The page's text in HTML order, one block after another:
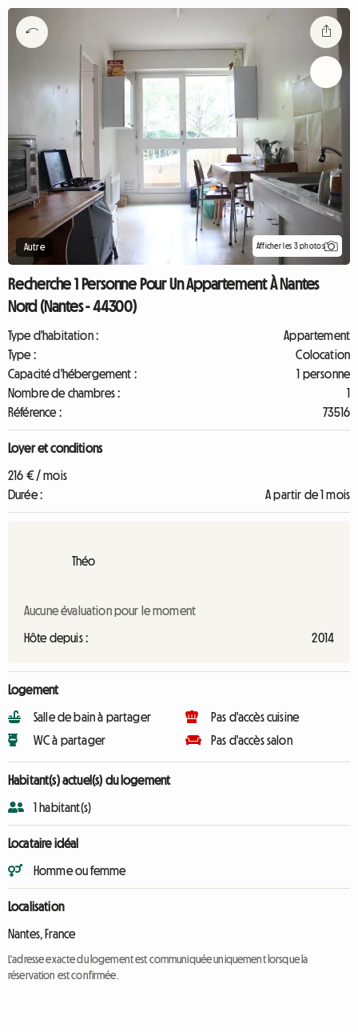
Autre Afficher les 3 photos
Recherche 1 Personne Pour Un Appartement À Nantes
Nord (Nantes - 44300)
Type d'habitation :
Appartement
Type :
Colocation
Capacité d'hébergement :
1 personne
Nombre de chambres :
1
Référence :
73516
Loyer et conditions
216 € / mois
Durée :
A partir de 1 mois
Théo
Aucune évaluation pour le moment
Hôte depuis : 2014
Logement
Salle de bain à partager
WC à partager
Pas d'accès cuisine
Pas d'accès salon
Habitant(s) actuel(s) du logement
1 habitant(s)
Locataire idéal
Homme ou femme
Localisation
Nantes, France
L'adresse exacte du logement est communiquée uniquement lorsque la
réservation est confirmée.